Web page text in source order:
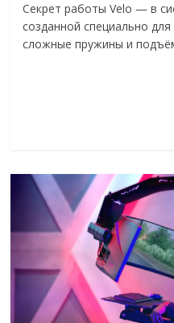
Секрет работы Velo — в
созданной специально
сложные пружины и